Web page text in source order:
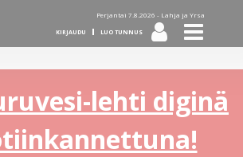
Perjantai 7.8.2026 - Lahja ja Yrsa
KIRJAUDU LUO TUNNUS
lehti diginä